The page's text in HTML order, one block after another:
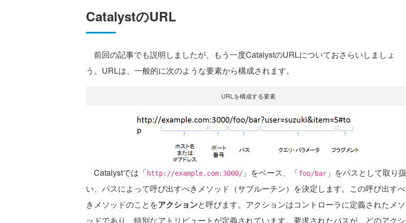
CatalystのURL
前回の記事でも説明しましたが、もう一度CatalystのURLについておさらいしましょ
う。URLは、一般的に次のような要素から構成されます。
URLを構成する要素
Catalystでは「http://example.com:3000/ 」をベース、「foo/bar 」をパスとして取り扱
い、パスによって呼び出すべきメソッド（サブルーチン）を決定します。この呼び出すべ
きメソッドのことをアクションと呼びます。アクションはコントローラに定義されたメソ
ッドであり、特別なアトリビュートが定義されています。要求されたパスが、どのアクシ